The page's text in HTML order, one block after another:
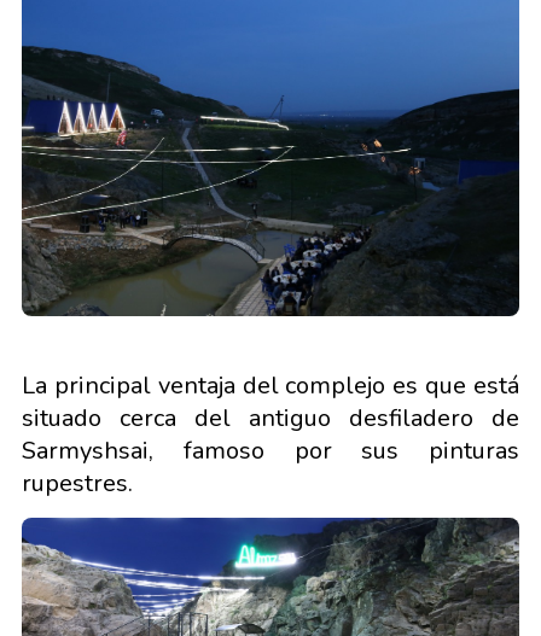
La principal ventaja del complejo es que está
situado cerca del antiguo desfiladero de
Sarmyshsai, famoso por sus pinturas
rupestres.